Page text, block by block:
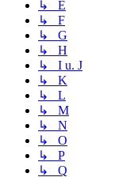
↳ E
↳ F
↳ G
↳ H
↳ I u. J
↳ K
↳ L
↳ M
↳ N
↳ O
↳ P
↳ Q